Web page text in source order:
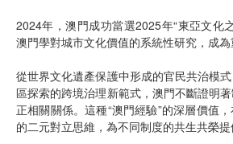
2024年，澳門成功當選2025年“東亞文化
澳門學對城市文化價值的系統性研究，成為
從世界文化遺產保護中形成的官民共治模
區探索的跨境治理新範式，澳門不斷證明
正相關關係。這種“澳門經驗”的深層價值
的二元對立思維，為不同制度的共生共榮提